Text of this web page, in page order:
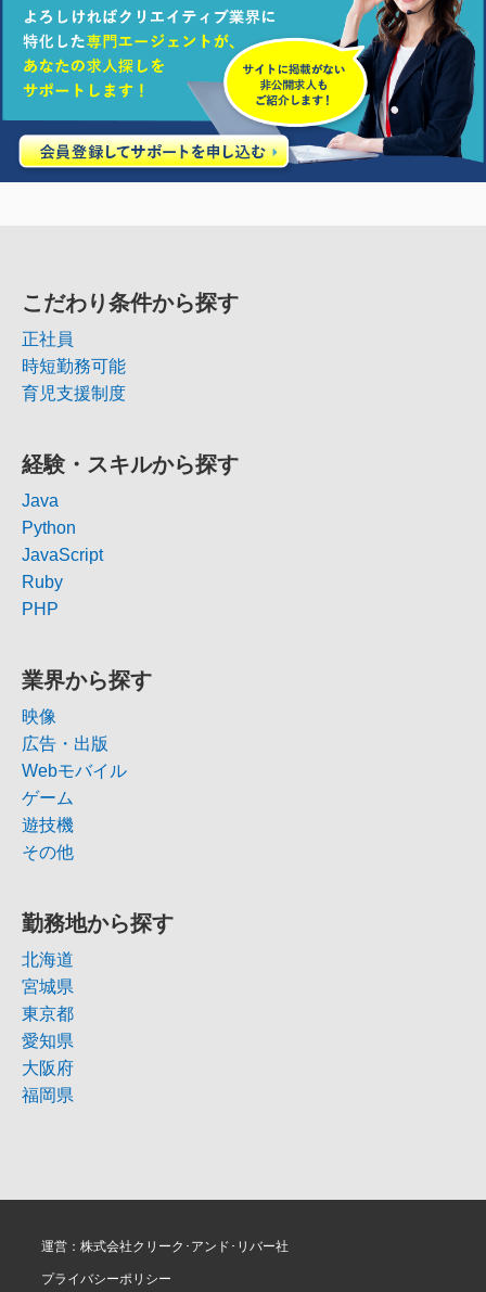
こだわり条件から探す
正社員
時短勤務可能
育児支援制度
経験・スキルから探す
Java
Python
JavaScript
Ruby
PHP
業界から探す
映像
広告・出版
Webモバイル
ゲーム
遊技機
その他
勤務地から探す
北海道
宮城県
東京都
愛知県
大阪府
福岡県
運営：株式会社クリーク･アンド･リバー社
プライバシーポリシー